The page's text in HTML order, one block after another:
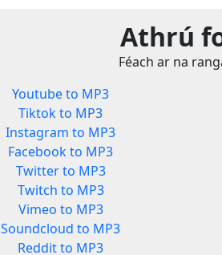
Athrú
Féach ar na
Youtube to MP3
Tiktok to MP3
Instagram to MP3
Facebook to MP3
Twitter to MP3
Twitch to MP3
Vimeo to MP3
Soundcloud to MP3
Reddit to MP3